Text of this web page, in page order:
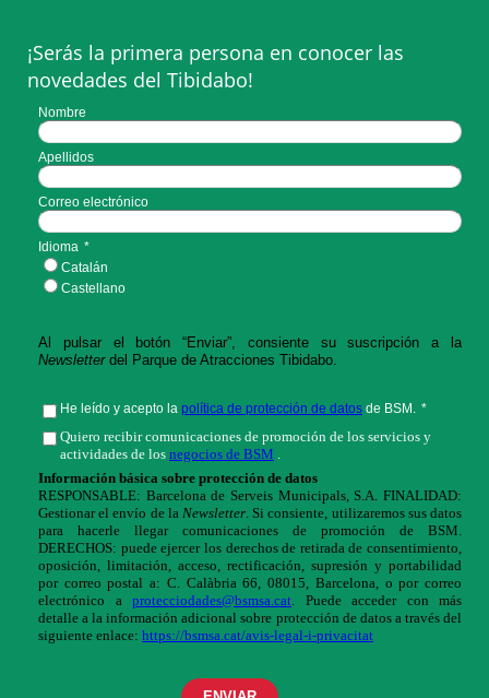
¡Serás la primera persona en conocer las
novedades del Tibidabo!